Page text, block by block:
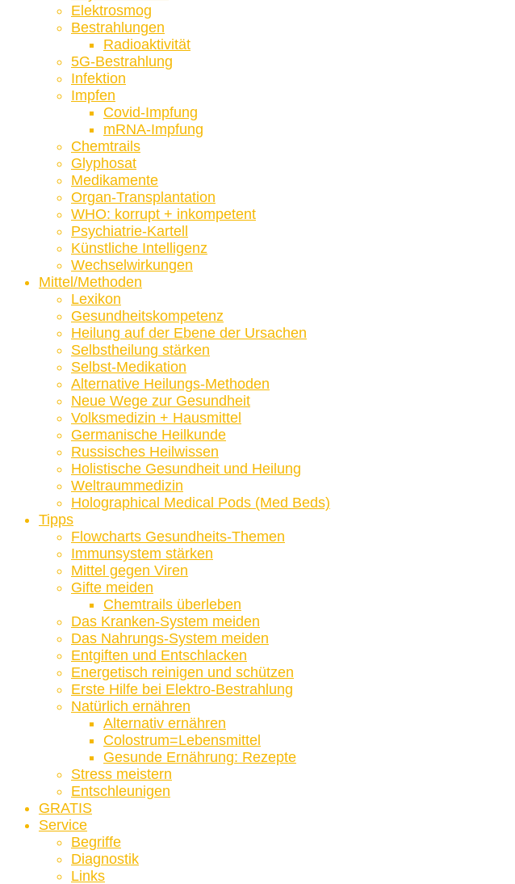
Elektrosmog
Bestrahlungen
Radioaktivität
5G-Bestrahlung
Infektion
Impfen
Covid-Impfung
mRNA-Impfung
Chemtrails
Glyphosat
Medikamente
Organ-Transplantation
WHO: korrupt + inkompetent
Psychiatrie-Kartell
Künstliche Intelligenz
Wechselwirkungen
Mittel/Methoden
Lexikon
Gesundheitskompetenz
Heilung auf der Ebene der Ursachen
Selbstheilung stärken
Selbst-Medikation
Alternative Heilungs-Methoden
Neue Wege zur Gesundheit
Volksmedizin + Hausmittel
Germanische Heilkunde
Russisches Heilwissen
Holistische Gesundheit und Heilung
Weltraummedizin
Holographical Medical Pods (Med Beds)
Tipps
Flowcharts Gesundheits-Themen
Immunsystem stärken
Mittel gegen Viren
Gifte meiden
Chemtrails überleben
Das Kranken-System meiden
Das Nahrungs-System meiden
Entgiften und Entschlacken
Energetisch reinigen und schützen
Erste Hilfe bei Elektro-Bestrahlung
Natürlich ernähren
Alternativ ernähren
Colostrum=Lebensmittel
Gesunde Ernährung: Rezepte
Stress meistern
Entschleunigen
GRATIS
Service
Begriffe
Diagnostik
Links